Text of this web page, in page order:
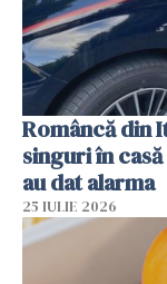
Româncă din
singuri în
au dat alarma
25 IULIE 2026